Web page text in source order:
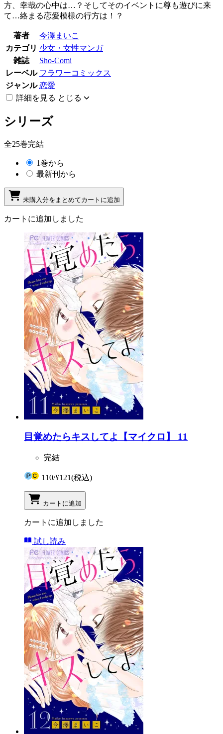
方、幸哉の心中は…？そしてそのイベントに尊も遊びに来
て…絡まる恋愛模様の行方は！？
著者
今澤まいこ
カテゴリ 少女・女性マンガ
雑誌
Sho-Comi
レーベル フラワーコミックス
ジャンル 恋愛
詳細を見る とじる
シリーズ
全25巻完結
1巻から
最新刊から
未購入分をまとめてカートに追加
カートに追加しました
目覚めたらキスしてよ【マイクロ】 11
完結
110/¥121(税込)
カートに追加
カートに追加しました
試し読み